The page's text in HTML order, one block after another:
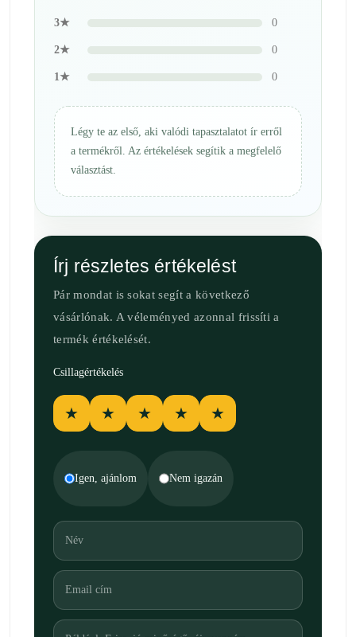
3★ 0
2★ 0
1★ 0
Légy te az első, aki valódi tapasztalatot ír erről
a termékről. Az értékelések segítik a megfelelő
választást.
Írj részletes értékelést
Pár mondat is sokat segít a következő
vásárlónak. A véleményed azonnal frissíti a
termék értékelését.
Csillagértékelés
★ ★ ★ ★ ★
Igen, ajánlom Nem igazán